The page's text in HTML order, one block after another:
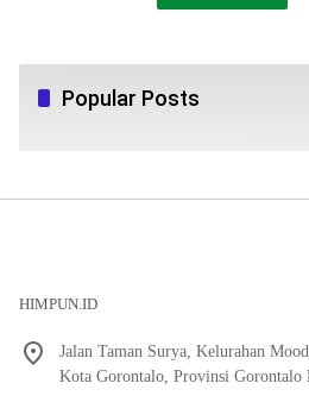
Popular Posts
HIMPUN.ID
Jalan Taman Surya, Kelurahan
Kota Gorontalo, Provinsi Gorontalo